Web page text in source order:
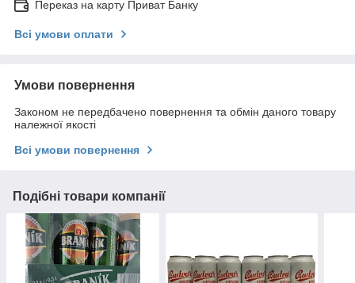
Переказ на карту Приват Банку
Всі умови оплати
Умови повернення
Законом не передбачено повернення та обмін даного товару
належної якості
Всі умови повернення
Подібні товари компанії